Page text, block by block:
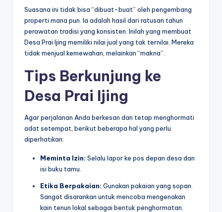
Suasana ini tidak bisa “dibuat-buat” oleh pengembang
properti mana pun. Ia adalah hasil dari ratusan tahun
perawatan tradisi yang konsisten. Inilah yang membuat
Desa Prai Ijing memiliki nilai jual yang tak ternilai. Mereka
tidak menjual kemewahan, melainkan “makna”.
Tips Berkunjung ke
Desa Prai Ijing
Agar perjalanan Anda berkesan dan tetap menghormati
adat setempat, berikut beberapa hal yang perlu
diperhatikan:
Meminta Izin: Selalu lapor ke pos depan desa dan
isi buku tamu.
Etika Berpakaian: Gunakan pakaian yang sopan.
Sangat disarankan untuk mencoba mengenakan
kain tenun lokal sebagai bentuk penghormatan.